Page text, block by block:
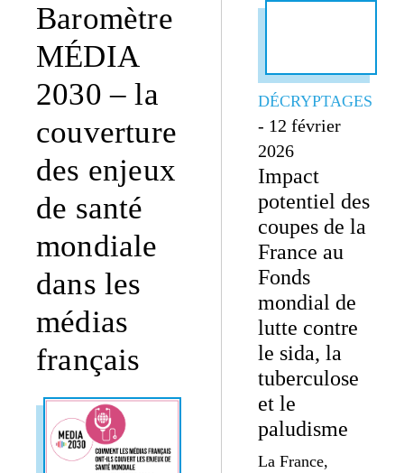
Baromètre
MÉDIA
2030 – la
couverture
des enjeux
de santé
mondiale
dans les
médias
français
DÉCRYPTAGES
- 12 février
2026
Impact
potentiel des
coupes de la
France au
Fonds
mondial de
lutte contre
le sida, la
tuberculose
et le
paludisme
La France,